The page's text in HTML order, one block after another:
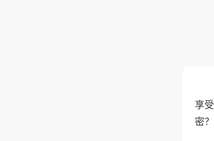
享
密